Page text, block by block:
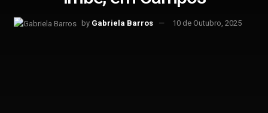
by Gabriela Barros 10 de Outubro, 2025